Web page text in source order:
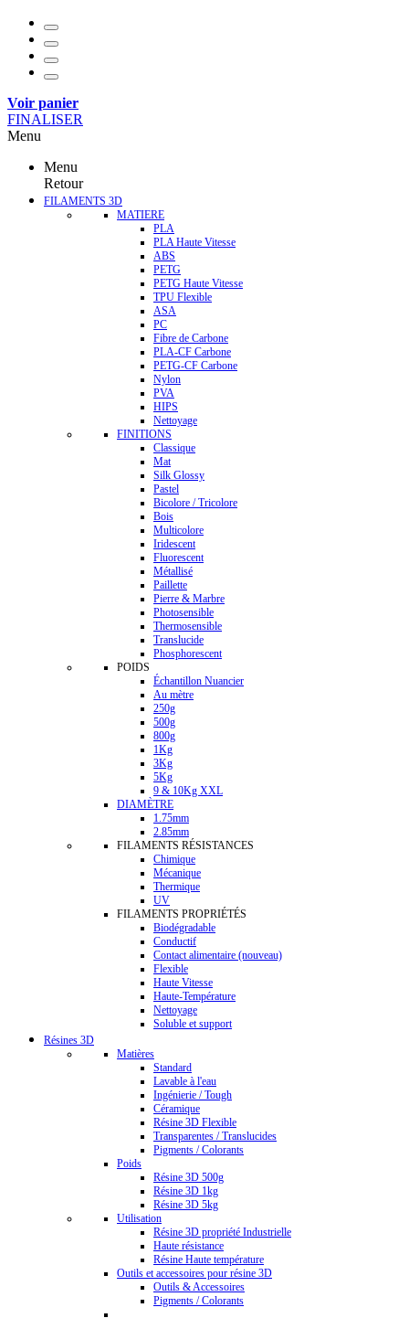
Voir panier
FINALISER
Menu
Menu
Retour
FILAMENTS 3D
MATIERE
PLA
PLA Haute Vitesse
ABS
PETG
PETG Haute Vitesse
TPU Flexible
ASA
PC
Fibre de Carbone
PLA-CF Carbone
PETG-CF Carbone
Nylon
PVA
HIPS
Nettoyage
FINITIONS
Classique
Mat
Silk Glossy
Pastel
Bicolore / Tricolore
Bois
Multicolore
Iridescent
Fluorescent
Métallisé
Paillette
Pierre & Marbre
Photosensible
Thermosensible
Translucide
Phosphorescent
POIDS
Échantillon Nuancier
Au mètre
250g
500g
800g
1Kg
3Kg
5Kg
9 & 10Kg XXL
DIAMÈTRE
1.75mm
2.85mm
FILAMENTS RÉSISTANCES
Chimique
Mécanique
Thermique
UV
FILAMENTS PROPRIÉTÉS
Biodégradable
Conductif
Contact alimentaire (nouveau)
Flexible
Haute Vitesse
Haute-Température
Nettoyage
Soluble et support
Résines 3D
Matières
Standard
Lavable à l'eau
Ingénierie / Tough
Céramique
Résine 3D Flexible
Transparentes / Translucides
Pigments / Colorants
Poids
Résine 3D 500g
Résine 3D 1kg
Résine 3D 5kg
Utilisation
Résine 3D propriété Industrielle
Haute résistance
Résine Haute température
Outils et accessoires pour résine 3D
Outils & Accessoires
Pigments / Colorants